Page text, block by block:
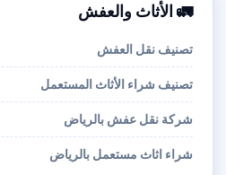
🚛 الأثاث والعفش
تصنيف نقل العفش
تصنيف شراء الأثاث المستعمل
شركة نقل عفش بالرياض
شراء اثاث مستعمل بالرياض